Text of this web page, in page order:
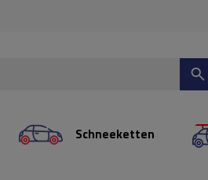
Schneeketten